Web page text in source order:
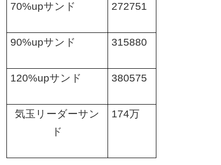
70%upサンド 272751
90%upサンド 315880
120%upサンド 380575
気玉リーダーサン
ド
174万